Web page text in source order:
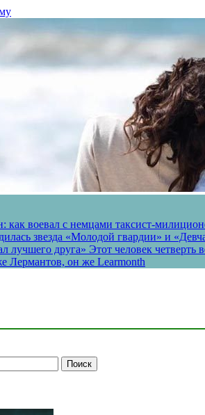
как воевал с немцами таксист-
звезда «Молодой гвардии» и
лучшего друга» Этот человек четверть
Лермантов, он же Learmonth